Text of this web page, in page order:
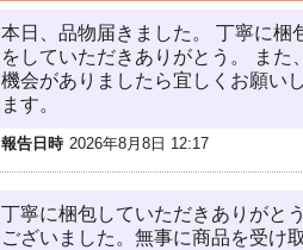
本日、品物届きました。 丁寧に梱
をしていただきありがとう。 また、
機会がありましたら宜しくお願いし
ます。
報告日時 2026年8月8日 12:17
丁寧に梱包していただきありがとう
ございました。無事に商品を受け取